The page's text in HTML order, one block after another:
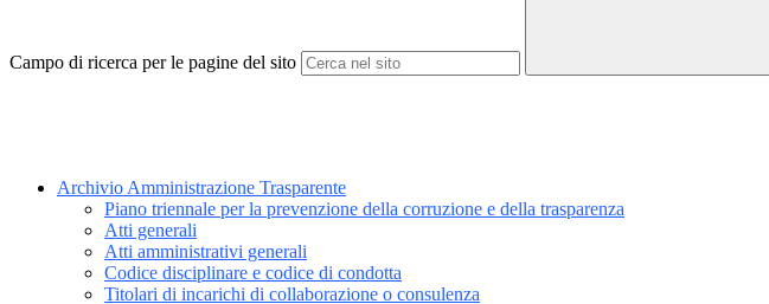
Campo di ricerca per le pagine del sito
Archivio Amministrazione Trasparente
Piano triennale per la prevenzione della corruzione e della trasparenza
Atti generali
Atti amministrativi generali
Codice disciplinare e codice di condotta
Titolari di incarichi di collaborazione o consulenza